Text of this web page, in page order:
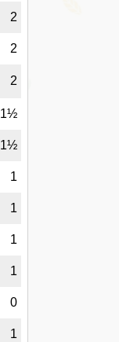
2
2
2
1½
1½
1
1
1
1
0
1